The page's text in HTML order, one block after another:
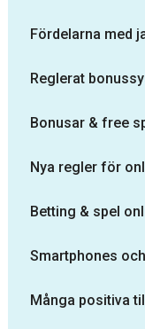
Fördelarna med
Reglerat
Bonusar & free
Nya regler för
Betting & spel
Smartphones
Många positiva